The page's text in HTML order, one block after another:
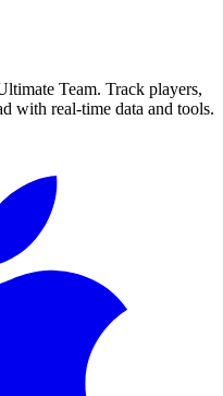
Team. Track players,
with real-time data and tools.